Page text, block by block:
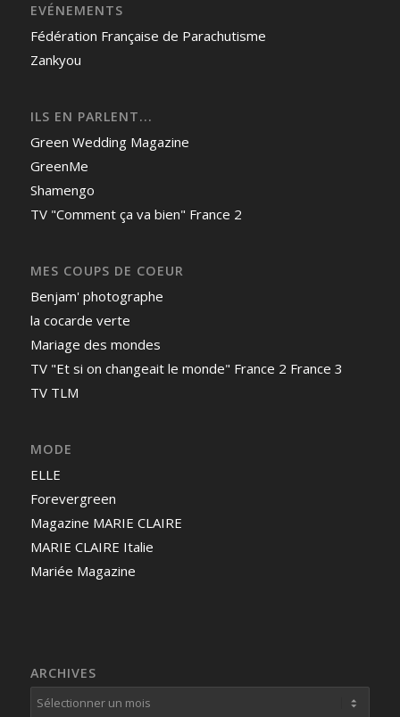
EVÉNEMENTS
Fédération Française de Parachutisme
Zankyou
ILS EN PARLENT...
Green Wedding Magazine
GreenMe
Shamengo
TV "Comment ça va bien" France 2
MES COUPS DE COEUR
Benjam' photographe
la cocarde verte
Mariage des mondes
TV "Et si on changeait le monde" France 2 France 3
TV TLM
MODE
ELLE
Forevergreen
Magazine MARIE CLAIRE
MARIE CLAIRE Italie
Mariée Magazine
ARCHIVES